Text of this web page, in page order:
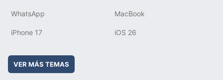
WhatsApp MacBook
iPhone 17 iOS 26
VER MÁS TEMAS